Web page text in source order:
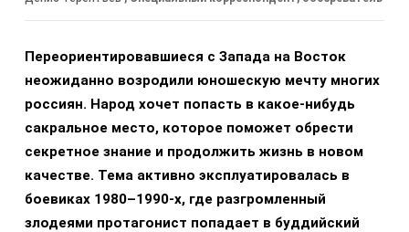
Переориентировавшиеся с Запада на Восток
неожиданно возродили юношескую мечту многих
россиян. Народ хочет попасть в какое-нибудь
сакральное место, которое поможет обрести
секретное знание и продолжить жизнь в новом
качестве. Тема активно эксплуатировалась в
боевиках 1980–1990-х, где разгромленный
злодеями протагонист попадает в буддийский